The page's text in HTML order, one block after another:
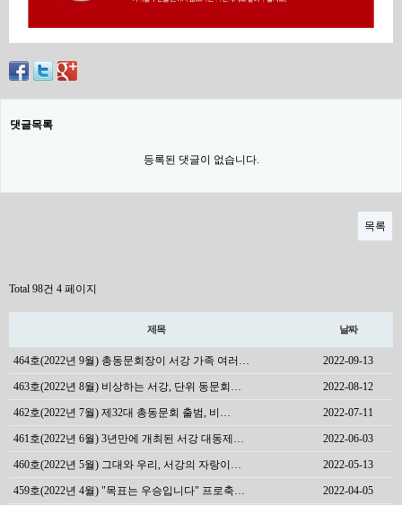
댓글목록
등록된 댓글이 없습니다.
목록
Total 98건 4 페이지
제목 날짜
464호(2022년 9월) 총동문회장이 서강 가족 여러… 2022-09-13
463호(2022년 8월) 비상하는 서강, 단위 동문회… 2022-08-12
462호(2022년 7월) 제32대 총동문회 출범, 비… 2022-07-11
461호(2022년 6월) 3년만에 개최된 서강 대동제… 2022-06-03
460호(2022년 5월) 그대와 우리, 서강의 자랑이… 2022-05-13
459호(2022년 4월) "목표는 우승입니다" 프로축… 2022-04-05